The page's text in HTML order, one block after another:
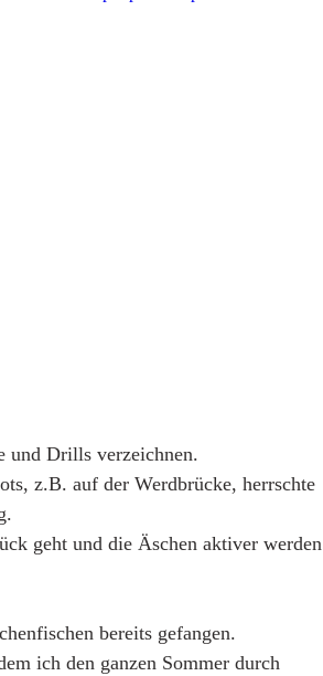
und Drills verzeichnen.
z.B. auf der Werdbrücke, herrschte
geht und die Äschen aktiver werden
bereits gefangen.
ich den ganzen Sommer durch